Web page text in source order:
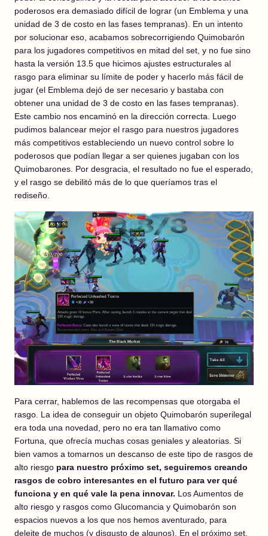
poderosos era demasiado difícil de lograr (un Emblema y una
unidad de 3 de costo en las fases tempranas). En un intento
por solucionar eso, acabamos sobrecorrigiendo Quimobarón
para los jugadores competitivos en mitad del set, y no fue sino
hasta la versión 13.5 que hicimos ajustes estructurales al
rasgo para eliminar su límite de poder y hacerlo más fácil de
jugar (el Emblema dejó de ser necesario y bastaba con
obtener una unidad de 3 de costo en las fases tempranas).
Este cambio nos encaminó en la dirección correcta. Luego
pudimos balancear mejor el rasgo para nuestros jugadores
más competitivos estableciendo un nuevo control sobre lo
poderosos que podían llegar a ser quienes jugaban con los
Quimobarones. Por desgracia, el resultado no fue el esperado,
y el rasgo se debilitó más de lo que queríamos tras el
rediseño.
Para cerrar, hablemos de las recompensas que otorgaba el
rasgo. La idea de conseguir un objeto Quimobarón superilegal
era toda una novedad, pero no era tan llamativo como
Fortuna, que ofrecía muchas cosas geniales y aleatorias. Si
bien vamos a tomarnos un descanso de este tipo de rasgos de
alto riesgo para nuestro próximo set, seguiremos creando
rasgos de cobro interesantes en el futuro para ver qué
funciona y en qué vale la pena innovar. Los Aumentos de
alto riesgo y rasgos como Glucomancia y Quimobarón son
espacios nuevos a los que nos hemos aventurado, para
deleite de muchos (y disgusto de algunos). En el próximo set,